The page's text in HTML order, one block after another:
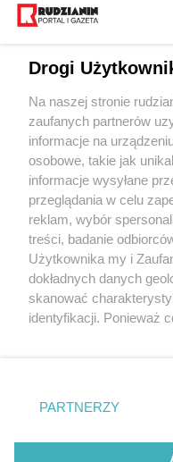
Warto go odwiedzić
2 / 6
Zamek
Wydawca mediów
Nie zapomnij
zapoznać się z:
polityką
Twojemiasto
Piekary Śląskie
Chorzów
Tarnowskie Góry
Gliwice
Drogi
Na naszej stronie
zaufanych partnerów
informacje na
osobowe, takie jak
informacje wysyłane
przeglądania w celu
reklam, wybór
treści, badanie
Użytkownika my i
dokładnych danych
skanować
identyfikacji. Ponieważ
prywatności znajdujący
. Niektóre rodzaje
zgody użytkownika, ale
takiemu przetwarzaniu.
PARTNERZY